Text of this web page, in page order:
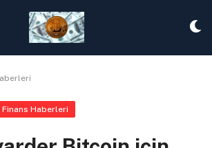
Finans Haberleri